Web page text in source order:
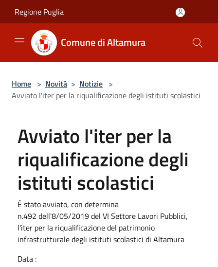
Regione Puglia
Comune di Altamura
Home > Novità > Notizie >
Avviato l'iter per la riqualificazione degli istituti scolastici
Avviato l'iter per la
riqualificazione degli
istituti scolastici
È stato avviato, con determina
n.492 dell'8/05/2019 del VI Settore Lavori Pubblici,
l'iter per la riqualificazione del patrimonio
infrastrutturale degli istituti scolastici di Altamura
Data :